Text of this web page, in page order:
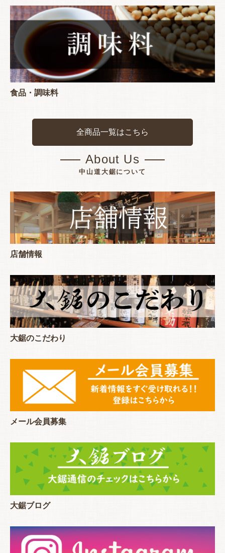
食品・調味料
全商品一覧はこちら
About Us
中山道大鋸について
店舗情報
大鋸のこだわり
メール会員募集
大鋸ブログ